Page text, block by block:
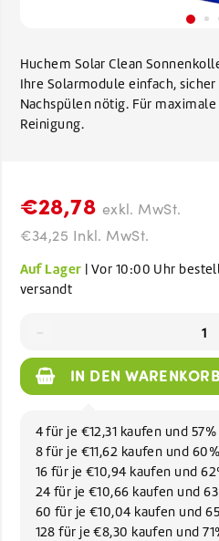
Huchem Solar Clean
Ihre Solarmodule einfach,
Nachspülen nötig. Für
Reinigung.
€28,78 exkl. MwSt.
€34,25 Inkl. MwSt.
Auf Lager | Vor 10:00 Uhr
versandt
IN DEN
4 für je €12,31 kaufen und
8 für je €11,62 kaufen und
16 für je €10,94 kaufen und
24 für je €10,66 kaufen und
60 für je €10,04 kaufen und
128 für je €8,30 kaufen und